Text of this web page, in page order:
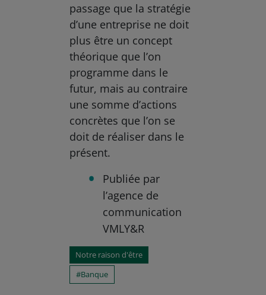
passage que la stratégie
d’une entreprise ne doit
plus être un concept
théorique que l’on
programme dans le
futur, mais au contraire
une somme d’actions
concrètes que l’on se
doit de réaliser dans le
présent.
Publiée par
l’agence de
communication
VMLY&R
Notre raison d'être
Banque